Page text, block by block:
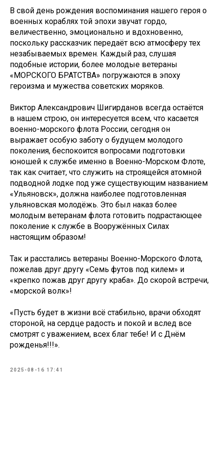
В свой день рождения воспоминания нашего героя о
военных кораблях той эпохи звучат гордо,
величественно, эмоционально и вдохновенно,
поскольку рассказчик передаёт всю атмосферу тех
незабываемых времен. Каждый раз, слушая
подобные истории, более молодые ветераны
«МОРСКОГО БРАТСТВА» погружаются в эпоху
героизма и мужества советских моряков.
Виктор Александрович Шигирданов всегда остаётся
в нашем строю, он интересуется всем, что касается
военно-морского флота России, сегодня он
выражает особую заботу о будущем молодого
поколения, беспокоится вопросами подготовки
юношей к службе именно в Военно-Морском Флоте,
так как считает, что служить на строящейся атомной
подводной лодке под уже существующим названием
«Ульяновск», должна наиболее подготовленная
ульяновская молодёжь. Это был наказ более
молодым ветеранам флота готовить подрастающее
поколение к службе в Вооружённых Силах
настоящим образом!
Так и расстались ветераны Военно-Морского Флота,
пожелав друг другу «Семь футов под килем» и
«крепко пожав друг другу краба». До скорой встречи,
«морской волк»!
«Пусть будет в жизни всё стабильно, врачи обходят
стороной, на сердце радость и покой и вслед все
смотрят с уважением, всех благ тебе! И с Днём
рожденья!!!».
2025-08-16 17:41